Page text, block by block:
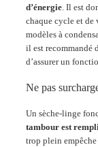
d’énergie. Il est
chaque cycle et de
modèles à
il est recommandé
d’assurer un
Ne pas
Un sèche-linge
tambour est
trop plein